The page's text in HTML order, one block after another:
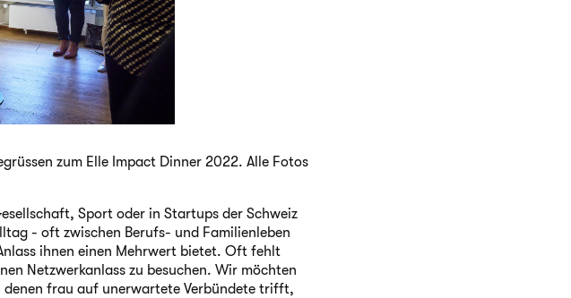
zum Elle Impact Dinner 2022. Alle Fotos
Sport oder in Startups der Schweiz
- oft zwischen Berufs- und Familienleben
ihnen einen Mehrwert bietet. Oft fehlt
Netzwerkanlass zu besuchen. Wir möchten
denen frau auf unerwartete Verbündete trifft,